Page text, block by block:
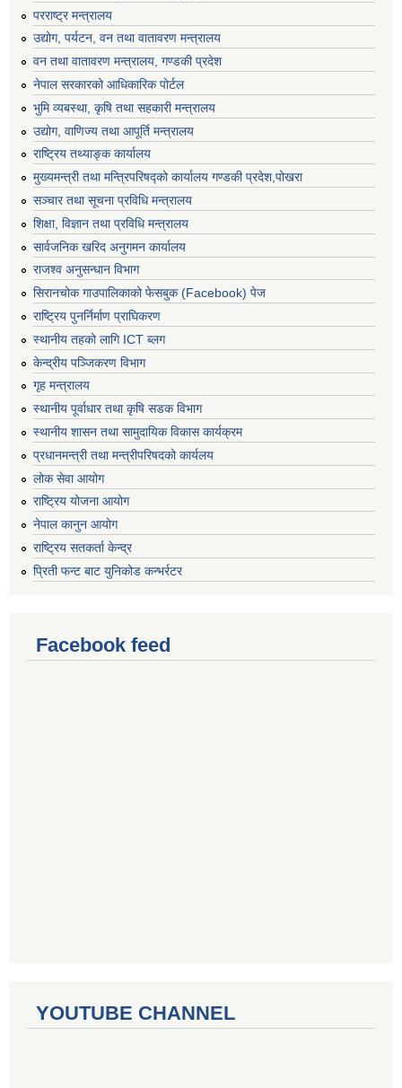
परराष्ट्र मन्त्रालय
उद्योग, पर्यटन, वन तथा वातावरण मन्त्रालय
वन तथा वातावरण मन्त्रालय, गण्डकी प्रदेश
नेपाल सरकारको आधिकारिक पोर्टल
भुमि व्यबस्था, कृषि तथा सहकारी मन्त्रालय
उद्योग, वाणिज्य तथा आपूर्ति मन्त्रालय
राष्ट्रिय तथ्याङ्क कार्यालय
मुख्यमन्त्री तथा मन्त्रिपरिषद्को कार्यालय गण्डकी प्रदेश,पोखरा
सञ्‍चार तथा सूचना प्रविधि मन्त्रालय
शिक्षा, विज्ञान तथा प्रविधि मन्त्रालय
सार्वजनिक खरिद अनुगमन कार्यालय
राजश्व अनुसन्धान विभाग
सिरानचोक गाउपालिकाको फेसबुक (Facebook) पेज
राष्ट्रिय पुनर्निर्माण प्राघिकरण
स्थानीय तहको लागि ICT ब्लग
केन्द्रीय पञ्जिकरण विभाग
गृह मन्त्रालय
स्थानीय पूर्वाधार तथा कृषि सडक विभाग
स्थानीय शासन तथा सामुदायिक विकास कार्यक्रम
प्रधानमन्त्री तथा मन्त्रीपरिषदको कार्यलय
लोक सेवा आयोग
राष्ट्रिय योजना आयोग
नेपाल कानुन आयोग
राष्ट्रिय सतकर्ता केन्द्र
प्रिती फन्ट बाट युनिकोड कन्भर्रटर
Facebook feed
YOUTUBE CHANNEL